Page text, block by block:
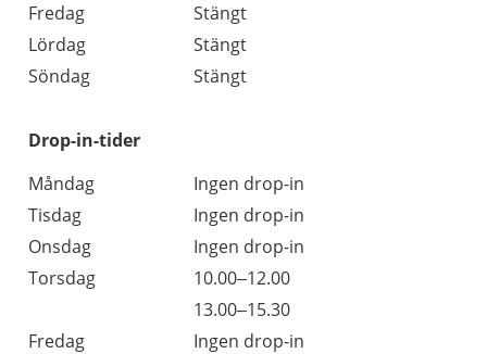
Fredag
Stängt
Lördag
Stängt
Söndag
Stängt
Drop-in-tider
Måndag
Ingen drop-in
Tisdag
Ingen drop-in
Onsdag
Ingen drop-in
Torsdag
10.00–12.00
13.00–15.30
Fredag
Ingen drop-in